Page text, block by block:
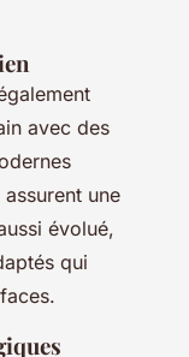
avec des
une
évolué,
qui